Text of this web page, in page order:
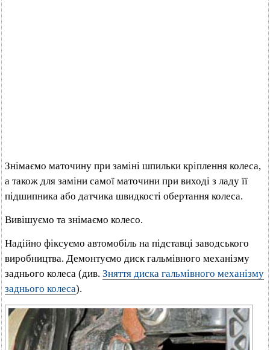
Знімаємо маточину при заміні шпильки кріплення колеса,
а також для заміни самої маточини при виході з ладу її
підшипника або датчика швидкості обертання колеса.
Вивішуємо та знімаємо колесо.
Надійно фіксуємо автомобіль на підставці заводського
виробництва. Демонтуємо диск гальмівного механізму
заднього колеса (див. Зняття диска гальмівного механізму
заднього колеса).